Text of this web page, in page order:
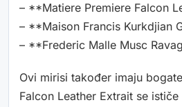
– **Matiere Premiere Falcon
– **Maison Francis Kurkdjian
– **Frederic Malle Musc
Ovi mirisi također imaju
Falcon Leather Extrait se